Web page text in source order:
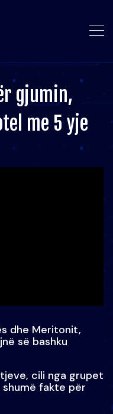
gjumin,
me 5 yje
dhe Meritonit,
së bashku
cili nga grupet
fakte për